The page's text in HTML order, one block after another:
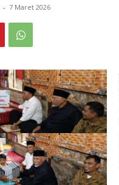
- 7 Maret 2026